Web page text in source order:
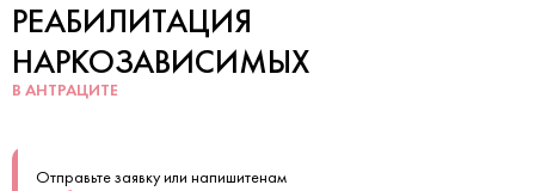
РЕАБИЛИТАЦИЯ
НАРКОЗАВИСИМЫХ
В АНТРАЦИТЕ
Отправьте заявку или напишитенам